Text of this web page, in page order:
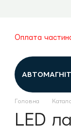
Оплата
Контакти
Головна
LED